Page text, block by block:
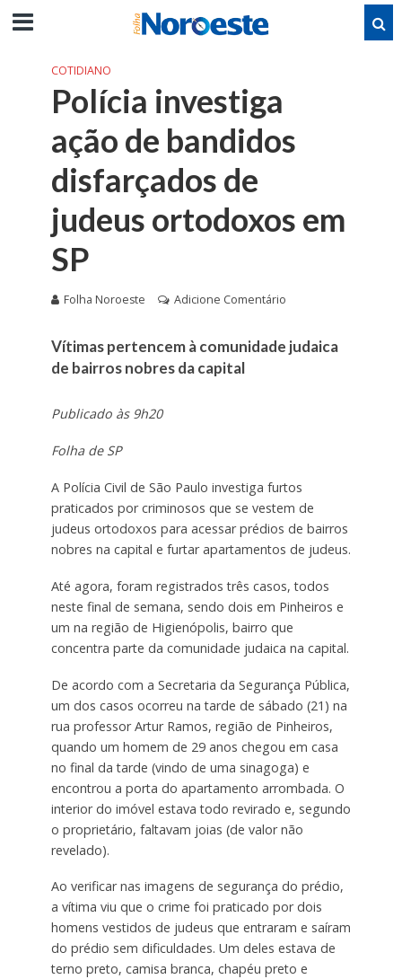
COTIDIANO
Polícia investiga
ação de bandidos
disfarçados de
judeus ortodoxos em
SP
Folha Noroeste Adicione Comentário
Vítimas pertencem à comunidade judaica
de bairros nobres da capital
Publicado às 9h20
Folha de SP
A Polícia Civil de São Paulo investiga furtos
praticados por criminosos que se vestem de
judeus ortodoxos para acessar prédios de bairros
nobres na capital e furtar apartamentos de judeus.
Até agora, foram registrados três casos, todos
neste final de semana, sendo dois em Pinheiros e
um na região de Higienópolis, bairro que
concentra parte da comunidade judaica na capital.
De acordo com a Secretaria da Segurança Pública,
um dos casos ocorreu na tarde de sábado (21) na
rua professor Artur Ramos, região de Pinheiros,
quando um homem de 29 anos chegou em casa
no final da tarde (vindo de uma sinagoga) e
encontrou a porta do apartamento arrombada. O
interior do imóvel estava todo revirado e, segundo
o proprietário, faltavam joias (de valor não
revelado).
Ao verificar nas imagens de segurança do prédio,
a vítima viu que o crime foi praticado por dois
homens vestidos de judeus que entraram e saíram
do prédio sem dificuldades. Um deles estava de
terno preto, camisa branca, chapéu preto e